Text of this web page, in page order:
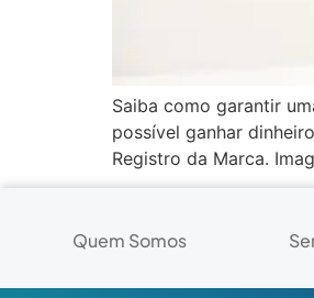
Saiba como garantir
possível ganhar
Registro da Marca.
Quem Somos